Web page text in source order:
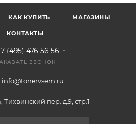
КАК КУПИТЬ МАГАЗИНЫ
КОНТАКТЫ
(495) 476-56-56
ЗВОНОК
info@tonervsem.ru
Тихвинский пер. д.9, стр.1